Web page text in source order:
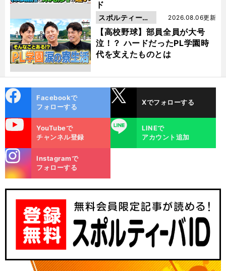
ド
【高校野球】部員全員が大号
泣！？ ハードだったPL学園時
代を支えたものとは
2026.08.06更新
スポルティーバ
動画
ok
Facebookで
フォローする
Xでフォローする
YouTubeで
チャンネル登録
LINE
LINEで
アカウント追加
m
Instagramで
フォローする